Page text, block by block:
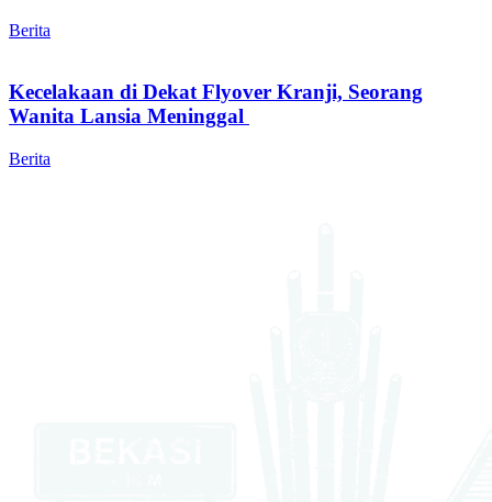
Berita
Kecelakaan di Dekat Flyover Kranji, Seorang
Wanita Lansia Meninggal
Berita